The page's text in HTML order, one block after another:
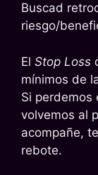
Buscad
riesgo/
El Stop Loss
mínimos de
Si perdemos
volvemos al
acompañe,
rebote.